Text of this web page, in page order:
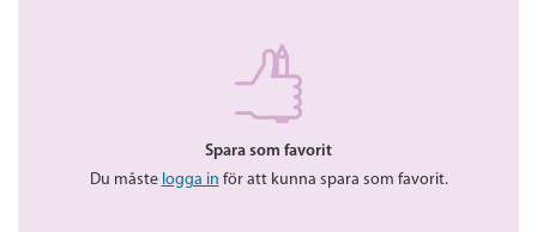
Spara som favorit
Du måste logga in för att kunna spara som favorit.